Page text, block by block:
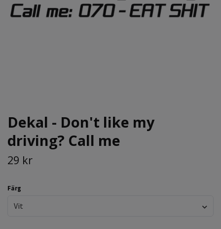
Dekal - Don't like my
driving? Call me
29 kr
Färg
Vit